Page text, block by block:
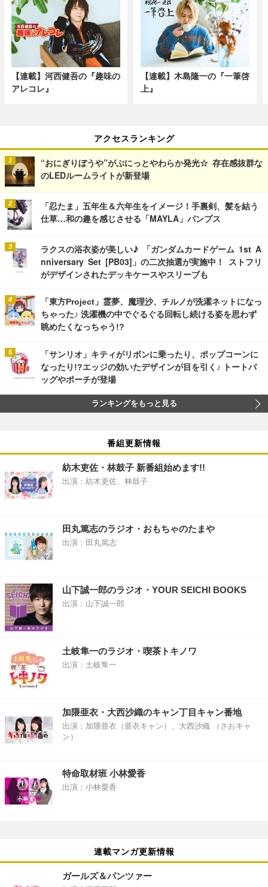
【連載】河西健吾の『趣味の
アレコレ』
【連載】木島隆一の『一筆啓
上』
アクセスランキング
“おにぎりぼうや”がぷにっとやわらか発光☆ 存在感抜群な
のLEDルームライトが新登場
「忍たま」五年生＆六年生をイメージ！手裏剣、髪を結う
仕草…和の趣を感じさせる「MAYLA」パンプス
ラクスの浴衣姿が美しい♪ 「ガンダムカードゲーム 1st A
nniversary Set [PB03]」の二次抽選が実施中！ ストフリ
がデザインされたデッキケースやスリーブも
「東方Project」霊夢、魔理沙、チルノが洗濯ネットになっ
ちゃった♪ 洗濯機の中でぐるぐる回転し続ける姿を思わず
眺めたくなっちゃう!?
「サンリオ」キティがリボンに乗ったり、ポップコーンに
なったり!?エッジの効いたデザインが目を引く♪ トートバ
ッグやポーチが登場
ランキングをもっと見る
番組更新情報
紡木吏佐・林鼓子 新番組始めます!!
出演：紡木吏佐、林鼓子
田丸篤志のラジオ・おもちゃのたまや
出演：田丸篤志
山下誠一郎のラジオ・YOUR SEICHI BOOKS
出演：山下誠一郎
土岐隼一のラジオ・喫茶トキノワ
出演：土岐隼一
加隈亜衣・大西沙織のキャン丁目キャン番地
出演：加隈亜衣（亜衣キャン）、大西沙織 （さおキャ
ン）
特命取材班 小林愛香
出演：小林愛香
連載マンガ更新情報
ガールズ＆パンツァー